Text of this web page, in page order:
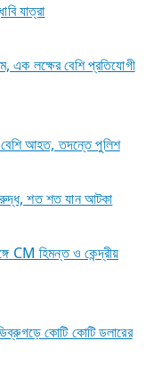
যাত্রা
লক্ষের বেশি প্রতিযোগী
বেশি আহত, তদন্তে পুলিশ
শত শত যান আটকা
CM হিমন্ত ও কেন্দ্রীয়
কোটি কোটি ডলারের